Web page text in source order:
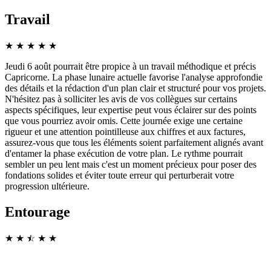
Travail
★ ★ ★ ★ ★
Jeudi 6 août pourrait être propice à un travail méthodique et précis
Capricorne. La phase lunaire actuelle favorise l'analyse approfondie
des détails et la rédaction d'un plan clair et structuré pour vos projets.
N'hésitez pas à solliciter les avis de vos collègues sur certains
aspects spécifiques, leur expertise peut vous éclairer sur des points
que vous pourriez avoir omis. Cette journée exige une certaine
rigueur et une attention pointilleuse aux chiffres et aux factures,
assurez-vous que tous les éléments soient parfaitement alignés avant
d'entamer la phase exécution de votre plan. Le rythme pourrait
sembler un peu lent mais c'est un moment précieux pour poser des
fondations solides et éviter toute erreur qui perturberait votre
progression ultérieure.
Entourage
★ ★ ☆
★ ★ ★